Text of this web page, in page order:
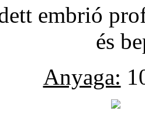
embrió
és
Anyaga: